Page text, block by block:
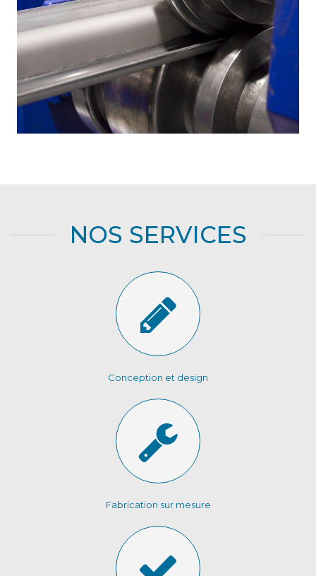
NOS SERVICES
Conception et design
Fabrication sur mesure